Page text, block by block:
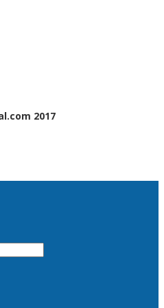
2017